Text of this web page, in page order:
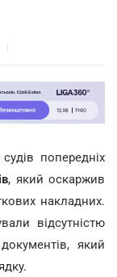
попередніх
, який оскаржив
накладних.
відсутністю
який